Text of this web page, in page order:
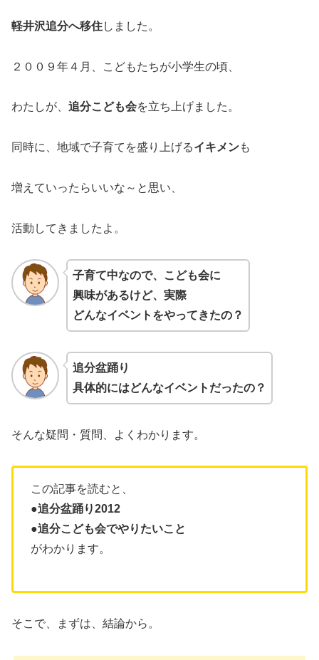
軽井沢追分へ移住しました。
２００９年４月、こどもたちが小学生の頃、
わたしが、 追分こども会を立ち上げました。
同時に、地域で子育てを盛り上げるイキメンも
増えていったらいいな～と思い、
活動してきましたよ。
子育て中なので、こども会に
興味があるけど、実際
どんなイベントをやってきたの？
追分盆踊り
具体的にはどんなイベントだったの？
そんな疑問・質問、よくわかります。
この記事を読むと、
●追分盆踊り2012
●追分こども会でやりたいこと
がわかります。
そこで、まずは、結論から。